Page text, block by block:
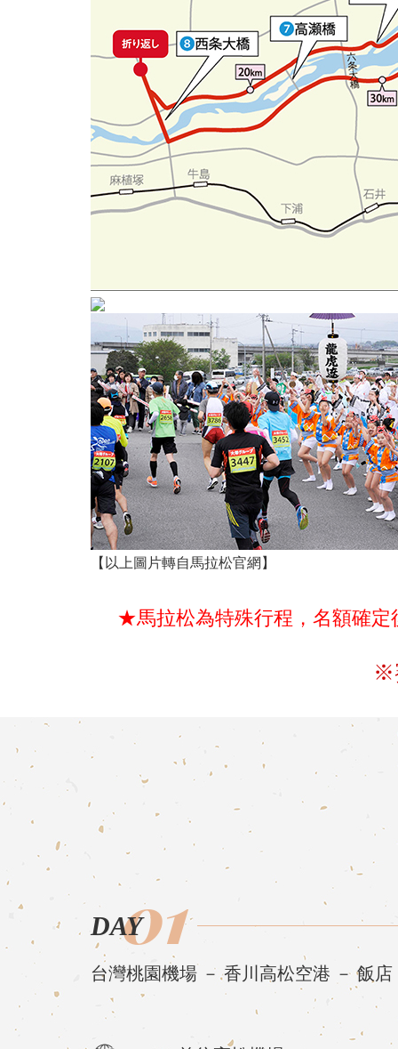
【以上圖片轉自馬拉松官網】
★馬拉松為特殊行程，名額確
※
DAY01
台灣桃園機場 － 香川高松空港 － 飯店